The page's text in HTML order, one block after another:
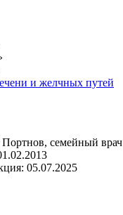
и желчных путей
семейный врач
05.07.2025